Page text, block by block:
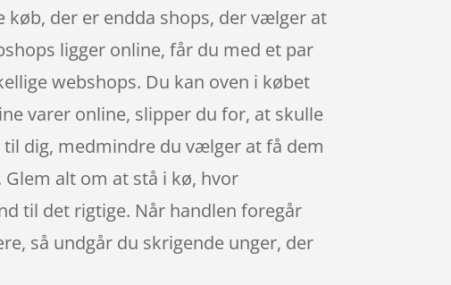
der er endda shops, der vælger at
ligger online, får du med et par
webshops. Du kan oven i købet
varer online, slipper du for, at skulle
dig, medmindre du vælger at få dem
alt om at stå i kø, hvor
til det rigtige. Når handlen foregår
så undgår du skrigende unger, der